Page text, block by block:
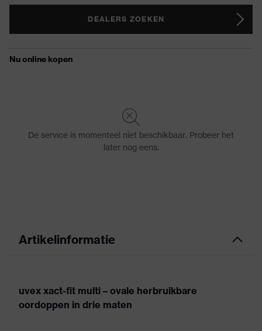
DEALERS ZOEKEN
Artikelinformatie
uvex xact-fit multi – ovale herbruikbare
oordoppen in drie maten